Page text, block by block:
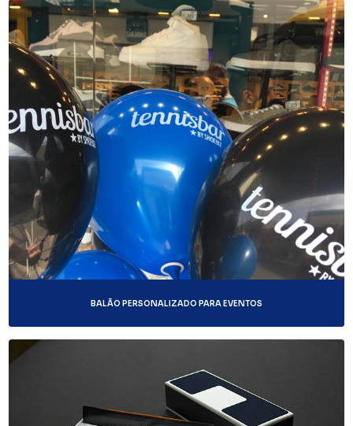
BALÃO PERSONALIZADO PARA EVENTOS